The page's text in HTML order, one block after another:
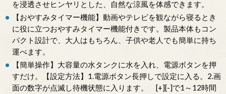
を浸透させヒンヤリとした、自然な涼風を体感できます。
【おやすみタイマー機能】動画やテレビを観ながら寝るとき
に役に立つおやすみタイマー機能付きです。製品本体もコン
パクト設計で、大人はもちろん、子供や老人でも簡単に持ち
運べます。
【簡単操作】大容量の水タンクに水を入れ、電源ボタンを押
すだけ。【設定方法】1.電源ボタン長押しで設定に入る。2.画
面の数字が点滅し待機状態に入ります。 [+][-]で1～12時間